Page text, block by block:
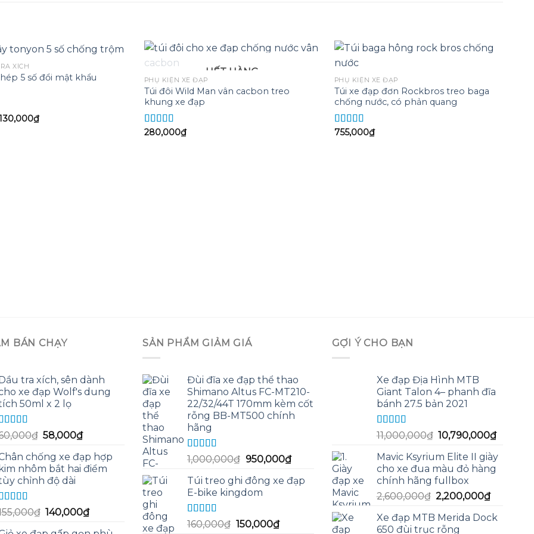
XÍCH
5 số đổi mật khẩu
gốc
₫Giá
Add to
HẾT HÀNG
PHỤ KIỆN XE ĐẠP
Túi đôi Wild Man vân cacbon treo
khung xe đạp
Được xếp
280,000₫
Add to
PHỤ KIỆN XE ĐẠP
Túi xe đạp đơn Rockbros treo baga
chống nước, có phản quang
Được xếp
755,000₫
BÁN CHẠY
tra xích, sên dành
xe đạp Wolf's dung
50ml x 2 lọ
xếp
hạng
5.005
₫ Giá
là:
60,000₫.
58,000₫Giá
tại
là:
chống xe đạp hợp
kim nhôm bắt hai điểm
chỉnh độ dài
xếp
hạng
5.005
₫ Giá
140,000₫Giá
SẢN PHẨM GIẢM GIÁ
Đùi đĩa xe đạp thể thao
Shimano Altus FC-MT210-
22/32/44T 170mm kèm cốt
rỗng BB-MT500 chính
hãng
Được xếp
hạng
5.00
sao
1,000,000₫ Giá
là:
1,000,000₫.
950,000₫Giá
tại
950,000₫.
Túi treo ghi đông xe đạp
E-bike kingdom
Được xếp
hạng
5
160,000₫ Giá
150,000₫Giá
GỢI Ý CHO BẠN
Xe đạp Địa Hình MTB
Giant Talon 4– phanh đĩa
bánh 27.5 bản 2021
Được xếp
hạng
5.00
sao
11,000,000₫ Giá
là:
11,000,000₫.
10,790,000₫Giá
tại
Mavic Ksyrium Elite II giày
cho xe đua màu đỏ hàng
chính hãng fullbox
2,600,000₫ Giá
là:
2,200,000₫Giá
tại
Xe đạp MTB Merida Dock
650 đùi trục rỗng